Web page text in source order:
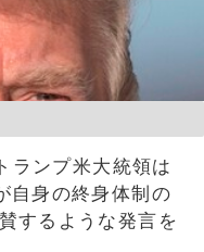
ランプ米大統領は
自身の終身体制の
するような発言を